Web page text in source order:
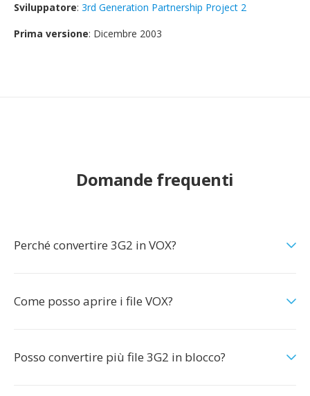
Sviluppatore: 3rd Generation Partnership Project 2
Prima versione: Dicembre 2003
Domande frequenti
Perché convertire 3G2 in VOX?
Come posso aprire i file VOX?
Posso convertire più file 3G2 in blocco?